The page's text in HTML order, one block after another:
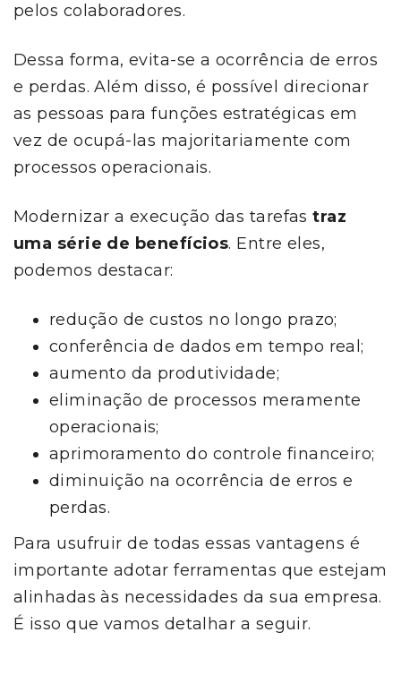
pelos colaboradores.
Dessa forma, evita-se a ocorrência de erros
e perdas. Além disso, é possível direcionar
as pessoas para funções estratégicas em
vez de ocupá-las majoritariamente com
processos operacionais.
Modernizar a execução das tarefas traz
uma série de benefícios. Entre eles,
podemos destacar:
redução de custos no longo prazo;
conferência de dados em tempo real;
aumento da produtividade;
eliminação de processos meramente
operacionais;
aprimoramento do controle financeiro;
diminuição na ocorrência de erros e
perdas.
Para usufruir de todas essas vantagens é
importante adotar ferramentas que estejam
alinhadas às necessidades da sua empresa.
É isso que vamos detalhar a seguir.